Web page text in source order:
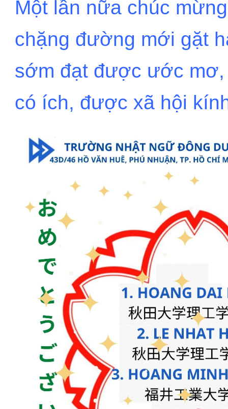
Một lần nữa chúc
chặng đường mới gặt
sớm đạt được ước
có ích, được xã hội